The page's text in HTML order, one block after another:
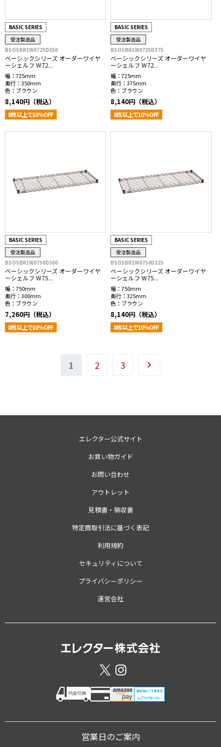
BASIC SERIES
受注製造品
BSOSBR1W0725D350
ベーシックシリーズ オーダーワイヤ
ーシェルフ W72...
幅： 725mm
奥行： 350mm
色： ブラウン
8,140円（税込）
8枚以上で10％OFF
BASIC SERIES
受注製造品
BSOSBR1W0725D375
ベーシックシリーズ オーダーワイヤ
ーシェルフ W72...
幅： 725mm
奥行： 375mm
色： ブラウン
8,140円（税込）
8枚以上で10％OFF
BASIC SERIES
受注製造品
BSOSBR1W0750D300
ベーシックシリーズ オーダーワイヤ
ーシェルフ W75...
幅： 750mm
奥行： 300mm
色： ブラウン
7,260円（税込）
8枚以上で10％OFF
BASIC SERIES
受注製造品
BSOSBR1W0750D325
ベーシックシリーズ オーダーワイヤ
ーシェルフ W75...
幅： 750mm
奥行： 325mm
色： ブラウン
8,140円（税込）
8枚以上で10％OFF
1 2 3
エレクター公式サイト
お買い物ガイド
お問い合わせ
アウトレット
見積書・領収書
特定商取引法に基づく表記
利用規約
セキュリティについて
プライバシーポリシー
運営会社
営業日のご案内